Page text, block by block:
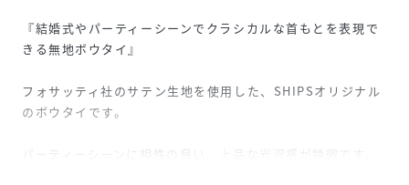
『結婚式やパーティーシーンでクラシカルな首もとを表現で
きる無地ボウタイ』
フォサッティ社のサテン生地を使用した、SHIPSオリジナル
のボウタイです。
パーティーシーンに相性の良い、上品な光沢感が特徴です。